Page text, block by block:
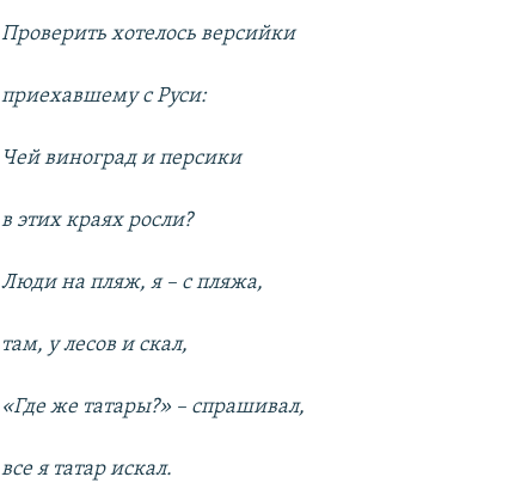
Проверить хотелось версийки
приехавшему с Руси:
Чей виноград и персики
в этих краях росли?
Люди на пляж, я – с пляжа,
там, у лесов и скал,
«Где же татары?» – спрашивал,
все я татар искал.